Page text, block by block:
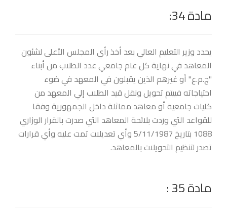
مادة 34:
يحدد وزير التعليم العالي بعد أخذ رأي المجلس الأعلى لشئون
المعاهد في نهاية كل عام جامعي عدد الطلاب من أبناء
"ج.م.ع" أو غيرهم الذين يقبلون في المعهد في ضوء
احتياجاته فييتم تحويل ونقل قيد الطلاب إلي المعهد من
كليات جامعية أو معاهد مماثلة داخل الجمهورية وفقا
للقواعد التي وردت بلائحة المعاهد التي صدرت بالقرار الوزاري
1088 بتاريخ 5/11/1987 وأي تعديلات تمت عليه وأي قرارات
تصدر لتنظيم التحويلات بالمعاهد.
مادة 35 :